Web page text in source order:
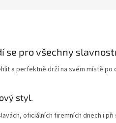
se pro všechny
a perfektně drží na svém místě po
styl.
oficiálních firemních dnech i při